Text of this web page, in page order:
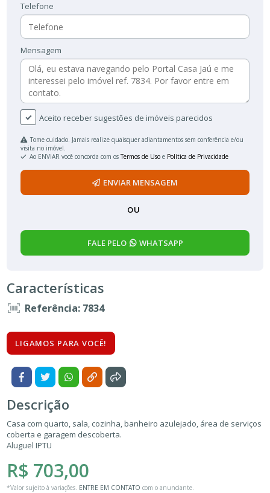
Telefone
Mensagem
Aceito receber sugestões de imóveis parecidos
Tome cuidado. Jamais realize quaisquer adiantamentos sem conferência e/ou
visita no imóvel.
Ao ENVIAR você concorda com osTermos de Uso e Política de Privacidade
ENVIAR MENSAGEM
OU
FALE PELO WHATSAPP
Características
Referência: 7834
LIGAMOS PARA VOCÊ!
Descrição
Casa com quarto, sala, cozinha, banheiro azulejado, área de serviços
coberta e garagem descoberta.
Aluguel IPTU
R$ 703,00
*Valor sujeito à variações. ENTRE EM CONTATO com o anunciante.